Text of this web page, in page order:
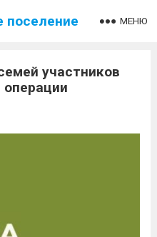
поселение МЕНЮ
участников
операции